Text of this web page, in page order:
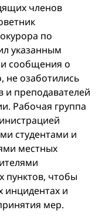
членов
по
указанным
сообщения о
не озаботились
и преподавателей
Рабочая группа
студентами и
местных
пунктов, чтобы
и
мер.